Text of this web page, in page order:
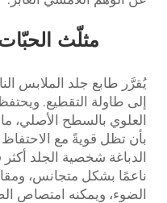
مثلّث
يُقرَّر طابع جلد الملابس
إلى طاولة التقطيع.
العلوي بالسطح الأصلي،
بأن تظل قويةً مع الاحتفاظ
الدباغة شخصية الجلد أكثر
ناعمًا بشكل متجانس،
الضوء، ويمكنه امتصاص